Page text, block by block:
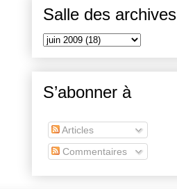
Salle des archives
S’abonner à
Articles
Commentaires